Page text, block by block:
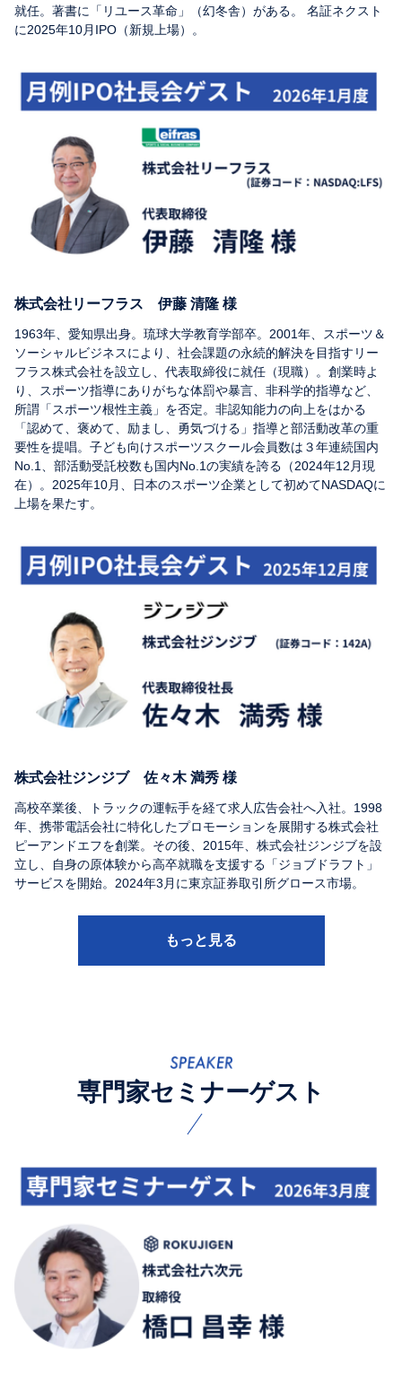
就任。著書に「リユース革命」（幻冬舎）がある。 名証ネクスト
に2025年10月IPO（新規上場）。
株式会社リーフラス 伊藤 清隆 様
1963年、愛知県出身。琉球大学教育学部卒。2001年、スポーツ＆
ソーシャルビジネスにより、社会課題の永続的解決を目指すリー
フラス株式会社を設立し、代表取締役に就任（現職）。創業時よ
り、スポーツ指導にありがちな体罰や暴言、非科学的指導など、
所謂「スポーツ根性主義」を否定。非認知能力の向上をはかる
「認めて、褒めて、励まし、勇気づける」指導と部活動改革の重
要性を提唱。子ども向けスポーツスクール会員数は３年連続国内
No.1、部活動受託校数も国内No.1の実績を誇る（2024年12月現
在）。2025年10月、日本のスポーツ企業として初めてNASDAQに
上場を果たす。
株式会社ジンジブ 佐々木 満秀 様
高校卒業後、トラックの運転手を経て求人広告会社へ入社。1998
年、携帯電話会社に特化したプロモーションを展開する株式会社
ピーアンドエフを創業。その後、2015年、株式会社ジンジブを設
立し、自身の原体験から高卒就職を支援する「ジョブドラフト」
サービスを開始。2024年3月に東京証券取引所グロース市場。
もっと見る
専門家セミナーゲスト